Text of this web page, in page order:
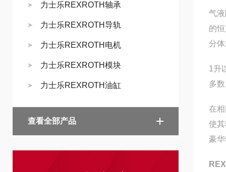
力士乐REXROTH轴承
力士乐REXROTH导轨
力士乐REXROTH电机
力士乐REXROTH模块
力士乐REXROTH油缸
查看全部产品
气
的
分
1升
多
在
使
豪